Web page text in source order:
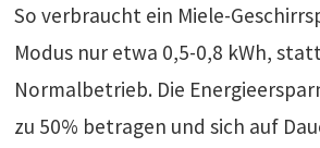
So verbraucht ein Miele-
Modus nur etwa 0,5-0,8 kWh,
Normalbetrieb. Die
zu 50% betragen und sich auf